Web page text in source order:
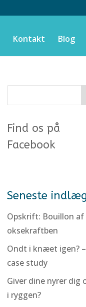
Kontakt Blog
Find os på
Facebook
Seneste indlæg
Opskrift: Bouillon af
oksekraftben
Ondt i knæet igen?
case study
Giver dine nyrer dig
i ryggen?